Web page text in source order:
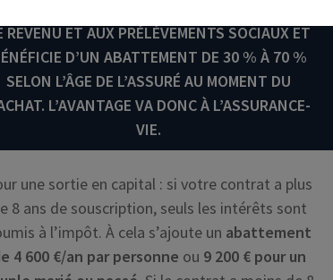
REVENU ET AUX PRÉLÈVEMENTS SOCIAUX ET
D’UN ABATTEMENT DE 30 % À 70 %
SELON L’ÂGE DE L’ASSURÉ AU MOMENT DU
L’AVANTAGE VA DONC À L’ASSURANCE-
VIE.
une sortie en capital : si votre contrat a plus
8 ans de souscription, seuls les intérêts sont
à l’impôt. À cela s’ajoute un abattement
4 600 €/an par personne ou 9 200 € pour un